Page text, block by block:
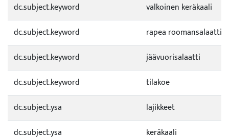
dc.subject.keyword
valkoinen keräkaali
dc.subject.keyword
rapea roomansalaatti
dc.subject.keyword
jäävuorisalaatti
dc.subject.keyword
tilakoe
dc.subject.ysa
lajikkeet
dc.subject.ysa
keräkaali